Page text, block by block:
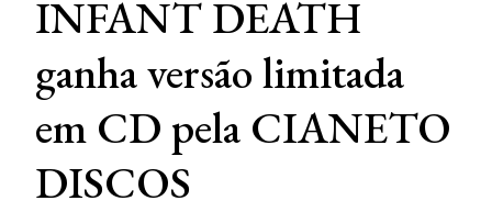
INFANT DEATH
ganha versão limitada
em CD pela CIANETO
DISCOS